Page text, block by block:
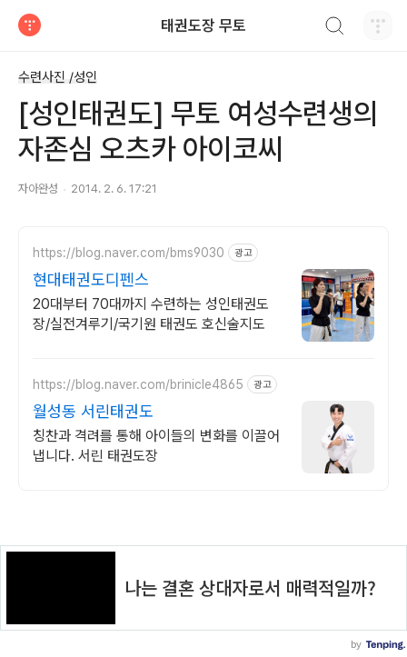
태권도장 무토
수련사진 /성인
[성인태권도] 무토 여성수련생의
자존심 오츠카 아이코씨
자아완성 2014. 2. 6. 17:21
https://blog.naver.com/bms9030 광고
현대태권도디펜스
20대부터 70대까지 수련하는 성인태권도
장/실전겨루기/국기원 태권도 호신술지도
https://blog.naver.com/brinicle4865 광고
월성동 서린태권도
칭찬과 격려를 통해 아이들의 변화를 이끌어
냅니다. 서린 태권도장